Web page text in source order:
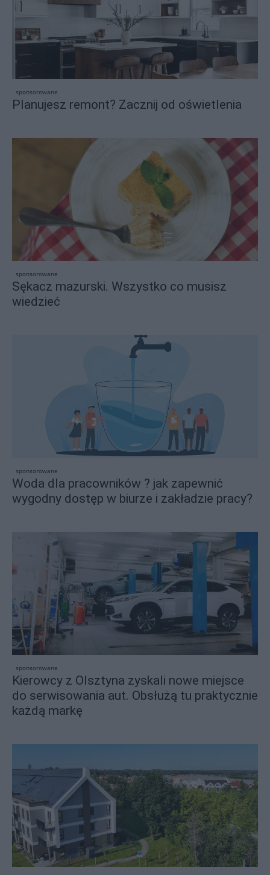
sponsorowane
Planujesz remont? Zacznij od oświetlenia
sponsorowane
Sękacz mazurski. Wszystko co musisz
wiedzieć
sponsorowane
Woda dla pracowników ? jak zapewnić
wygodny dostęp w biurze i zakładzie pracy?
sponsorowane
Kierowcy z Olsztyna zyskali nowe miejsce
do serwisowania aut. Obsłużą tu praktycznie
każdą markę